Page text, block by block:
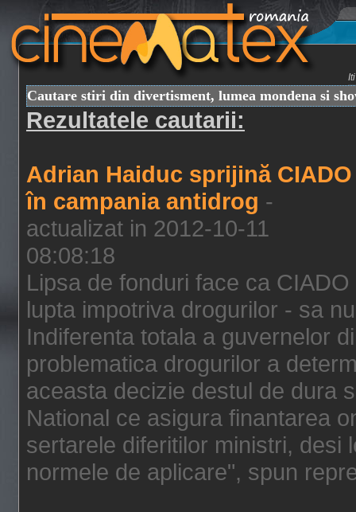
Cautare stiri din divertisment, lumea mondena si
Rezultatele cautarii:
Adrian Haiduc sprijină CIADO
în campania antidrog -
actualizat in 2012-10-11
08:08:18
Lipsa de fonduri face ca
lupta impotriva drogurilor - sa
Indiferenta totala a guvernelor
problematica drogurilor a
aceasta decizie destul de dura
National ce asigura finantarea
sertarele diferitilor ministri, desi
normele de aplicare", spun